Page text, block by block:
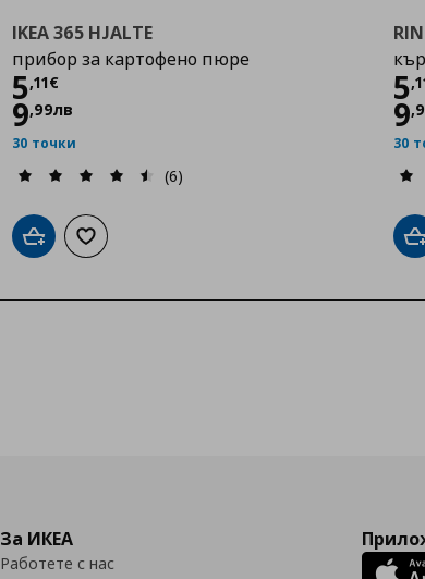
IKEA 365 HJALTE
прибор за картофено пюре
5,11€
Цена
9,99лв
30 точки
(6)
Добави в кошницата
Добави към списъка с любими
5,
9,
30
За ИКЕА
Работете с нас